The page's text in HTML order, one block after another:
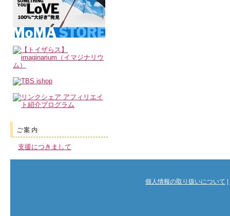
ご案内
支援につきまして
個人情報の取り扱いについて